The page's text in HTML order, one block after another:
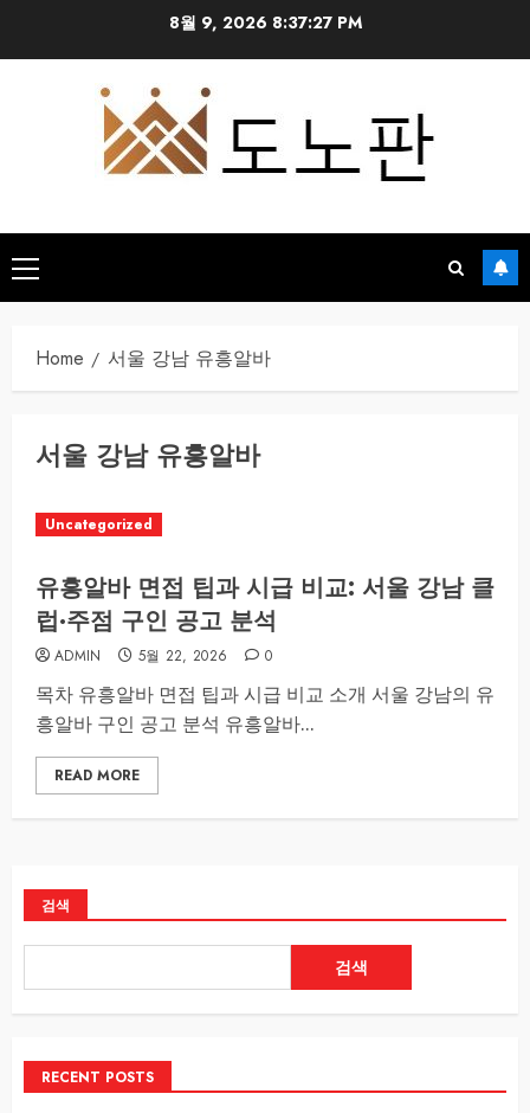
8월 9, 2026 8:37:28 PM
Primary
Menu
Home 서울 강남 유흥알바
서울 강남 유흥알바
Uncategorized
유흥알바 면접 팁과 시급 비교: 서울 강남 클
럽·주점 구인 공고 분석
ADMIN 5월 22, 2026 0
목차 유흥알바 면접 팁과 시급 비교 소개 서울 강남의 유
흥알바 구인 공고 분석 유흥알바...
READ MORE
검색
검색
RECENT POSTS